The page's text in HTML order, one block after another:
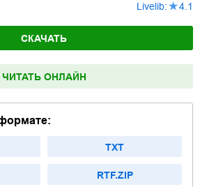
Livelib: 4.1
СКАЧАТЬ
ЧИТАТЬ ОНЛАЙН
TXT
RTF.ZIP